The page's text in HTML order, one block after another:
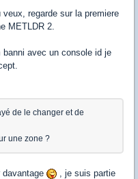
regarde sur la premiere
METLDR 2.
avec un console id je
de le changer et de
une zone ?
, je suis partie